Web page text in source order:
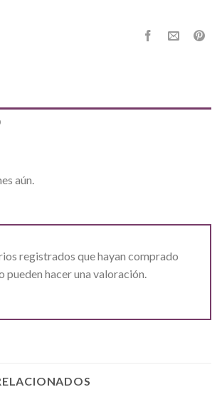
aún.
registrados que hayan comprado
pueden hacer una valoración.